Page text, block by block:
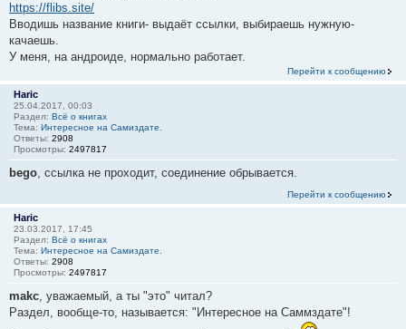
https://flibs.site/
Вводишь название книги- выдаёт ссылки, выбираешь нужную-
качаешь.
У меня, на андроиде, нормально работает.
Перейти к сообщению
Haric
25.04.2017, 00:03
Раздел: Всё о книгах
Тема: Интересное на Самиздате.
Ответы: 2908
Просмотры: 2497817
bego, ссылка не проходит, соединение обрывается.
Перейти к сообщению
Haric
23.03.2017, 17:45
Раздел: Всё о книгах
Тема: Интересное на Самиздате.
Ответы: 2908
Просмотры: 2497817
makc, уважаемый, а ты "это" читал?
Раздел, вообще-то, называется: "Интересное на Саммздате"!